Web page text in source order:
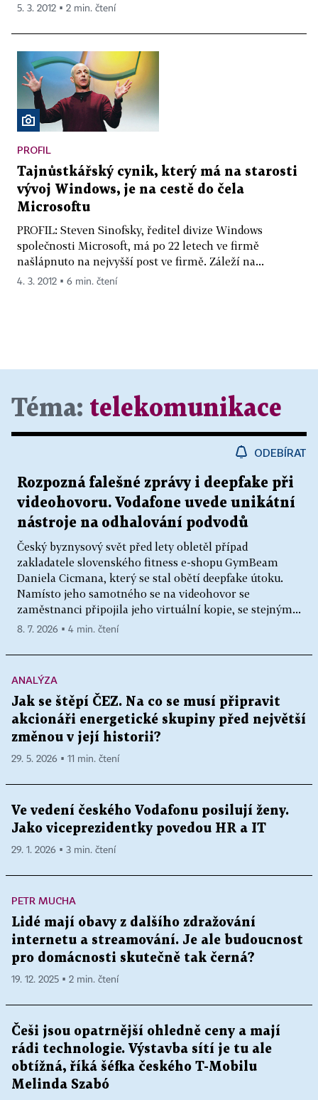
5. 3. 2012 ▪ 2 min. čtení
PROFIL
Tajnůstkářský cynik, který má na starosti
vývoj Windows, je na cestě do čela
Microsoftu
PROFIL: Steven Sinofsky, ředitel divize Windows
společnosti Microsoft, má po 22 letech ve firmě
našlápnuto na nejvyšší post ve firmě. Záleží na...
4. 3. 2012 ▪ 6 min. čtení
Téma: telekomunikace
ODEBÍRAT
Rozpozná falešné zprávy i deepfake při
videohovoru. Vodafone uvede unikátní
nástroje na odhalování podvodů
Český byznysový svět před lety obletěl případ
zakladatele slovenského fitness e-shopu GymBeam
Daniela Cicmana, který se stal obětí deepfake útoku.
Namísto jeho samotného se na videohovor se
zaměstnanci připojila jeho virtuální kopie, se stejným...
8. 7. 2026 ▪ 4 min. čtení
ANALÝZA
Jak se štěpí ČEZ. Na co se musí připravit
akcionáři energetické skupiny před největší
změnou v její historii?
29. 5. 2026 ▪ 11 min. čtení
Ve vedení českého Vodafonu posilují ženy.
Jako viceprezidentky povedou HR a IT
29. 1. 2026 ▪ 3 min. čtení
PETR MUCHA
Lidé mají obavy z dalšího zdražování
internetu a streamování. Je ale budoucnost
pro domácnosti skutečně tak černá?
19. 12. 2025 ▪ 2 min. čtení
Češi jsou opatrnější ohledně ceny a mají
rádi technologie. Výstavba sítí je tu ale
obtížná, říká šéfka českého T-Mobilu
Melinda Szabó